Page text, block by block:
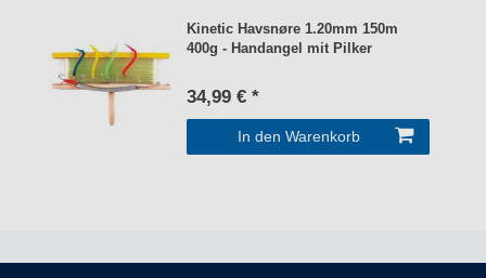
Kinetic Havsnøre 1.20mm 150m
400g - Handangel mit Pilker
34,99 € *
In den Warenkorb